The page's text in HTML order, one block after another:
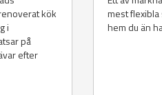
kök
i
på
efter
mest
hem du än